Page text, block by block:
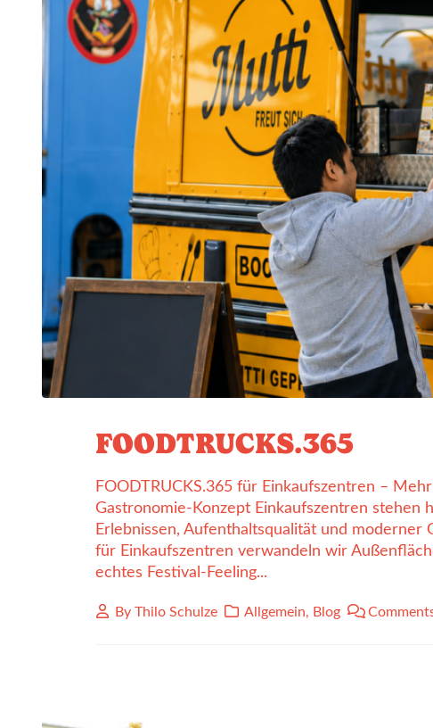
FOODTRUCKS.365
FOODTRUCKS.365 für Einkaufszentren –
Gastronomie-Konzept Einkaufszentren stehen
Erlebnissen, Aufenthaltsqualität und
für Einkaufszentren verwandeln wir
echtes Festival-Feeling...
ByThilo Schulze Allgemein, Blog